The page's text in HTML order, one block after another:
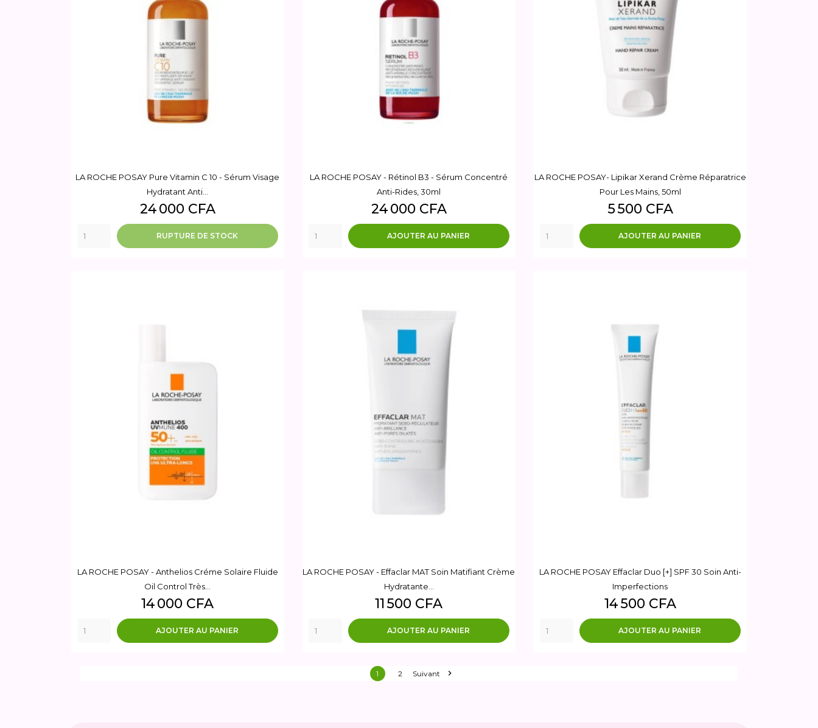
LA ROCHE POSAY Pure Vitamin C 10 - Sérum Visage
Hydratant Anti...
Prix
24 000 CFA
RUPTURE DE STOCK
LA ROCHE POSAY - Rétinol B3 - Sérum Concentré
Anti-Rides, 30ml
Prix
24 000 CFA
AJOUTER AU PANIER
LA ROCHE POSAY- Lipikar Xerand Crème Réparatrice
Pour Les Mains, 50ml
Prix
5 500 CFA
AJOUTER AU PANIER
LA ROCHE POSAY - Anthelios Créme Solaire Fluide
Oil Control Très...
Prix
14 000 CFA
AJOUTER AU PANIER
LA ROCHE POSAY - Effaclar MAT Soin Matifiant Crème
Hydratante...
Prix
11 500 CFA
AJOUTER AU PANIER
LA ROCHE POSAY Effaclar Duo [+] SPF 30 Soin Anti-
Imperfections
Prix
14 500 CFA
AJOUTER AU PANIER
1 2 Suivant 